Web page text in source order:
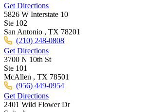
Get Directions
5826 W Interstate 10
Ste 102
San Antonio , TX 78201
(210) 248-0808
Get Directions
3700 N 10th St
Ste 101
McAllen , TX 78501
(956) 449-0954
Get Directions
2401 Wild Flower Dr